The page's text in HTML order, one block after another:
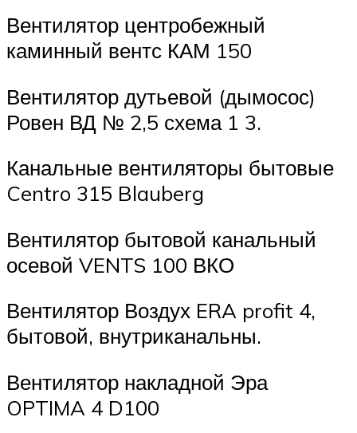
Вентилятор центробежный
каминный вентс КАМ 150
Вентилятор дутьевой (дымосос)
Ровен ВД № 2,5 схема 1 3.
Канальные вентиляторы бытовые
Centro 315 Blauberg
Вентилятор бытовой канальный
осевой VENTS 100 ВКО
Вентилятор Воздух ERA profit 4,
бытовой, внутриканальны.
Вентилятор накладной Эра
OPTIMA 4 D100